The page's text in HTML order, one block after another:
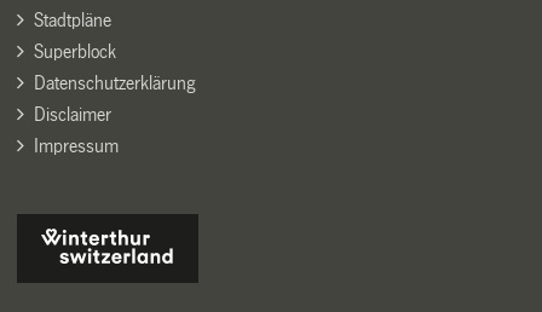
Stadtpläne
Superblock
Datenschutzerklärung
Disclaimer
Impressum